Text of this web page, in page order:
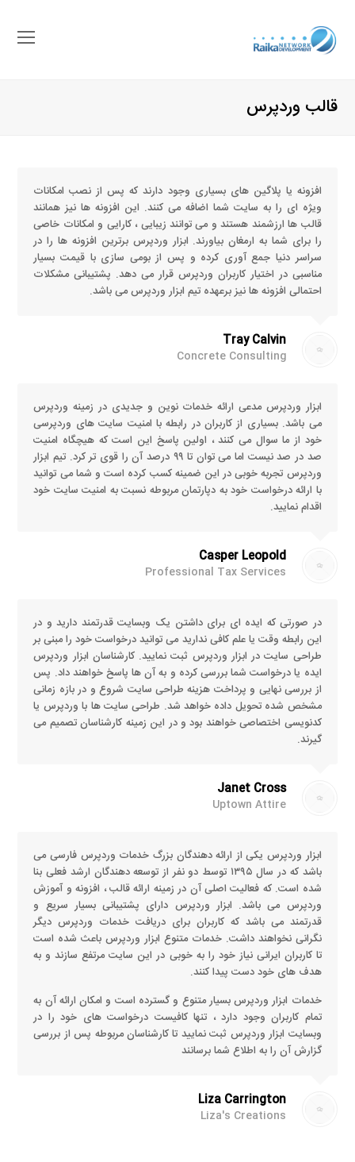
باز
قالب وردپرس
افزونه یا پلاگین های بسیاری وجود دارند که پس از نصب امکانات
ویژه ای را به سایت شما اضافه می کنند. این افزونه ها نیز همانند
قالب ها ارزشمند هستند و می توانند زیبایی ، کارایی و امکانات خاصی
را برای شما به ارمغان بیاورند. ابزار وردپرس برترین افزونه ها را در
سراسر دنیا جمع آوری کرده و پس از بومی سازی با قیمت بسیار
مناسبی در اختیار کاربران وردپرس قرار می دهد. پشتیبانی مشکلات
احتمالی افزونه ها نیز برعهده تیم ابزار وردپرس می باشد.
Tray Calvin
Concrete Consulting
ابزار وردپرس مدعی ارائه خدمات نوین و جدیدی در زمینه وردپرس
می باشد. بسیاری از کاربران در رابطه با امنیت سایت های وردپرسی
خود از ما سوال می کنند ، اولین پاسخ این است که هیچگاه امنیت
صد در صد نیست اما می توان تا ۹۹ درصد آن را قوی تر کرد. تیم ابزار
وردپرس تجربه خوبی در این ضمینه کسب کرده است و شما می توانید
با ارائه درخواست خود به دپارتمان مربوطه نسبت به امنیت سایت خود
اقدام نمایید.
Casper Leopold
Professional Tax Services
در صورتی که ایده ای برای داشتن یک وبسایت قدرتمند دارید و در
این رابطه وقت یا علم کافی ندارید می توانید درخواست خود را مبنی بر
طراحی سایت در ابزار وردپرس ثبت نمایید. کارشناسان ابزار وردپرس
ایده یا درخواست شما بررسی کرده و به آن ها پاسخ خواهند داد. پس
از بررسی نهایی و پرداخت هزینه طراحی سایت شروع و در بازه زمانی
مشخص شده تحویل داده خواهد شد. طراحی سایت ها با وردپرس یا
کدنویسی اختصاصی خواهند بود و در این زمینه کارشناسان تصمیم می
گیرند.
Janet Cross
Uptown Attire
ابزار وردپرس یکی از ارائه دهندگان بزرگ خدمات وردپرس فارسی می
باشد که در سال ۱۳۹۵ توسط دو نفر از توسعه دهندگان ارشد فعلی بنا
شده است. که فعالیت اصلی آن در زمینه ارائه قالب ، افزونه و آموزش
وردپرس می باشد. ابزار وردپرس دارای پشتیبانی بسیار سریع و
قدرتمند می باشد که کاربران برای دریافت خدمات وردپرس دیگر
نگرانی نخواهند داشت. خدمات متنوع ابزار وردپرس باعث شده است
تا کاربران ایرانی نیاز خود را به خوبی در این سایت مرتفع سازند و به
هدف های خود دست پیدا کنند.
خدمات ابزار وردپرس بسیار متنوع و گسترده است و امکان ارائه آن به
تمام کاربران وجود دارد ، تنها کافیست درخواست های خود را در
وبسایت ابزار وردپرس ثبت نمایید تا کارشناسان مربوطه پس از بررسی
گزارش آن را به اطلاع شما برسانند
Liza Carrington
Liza's Creations